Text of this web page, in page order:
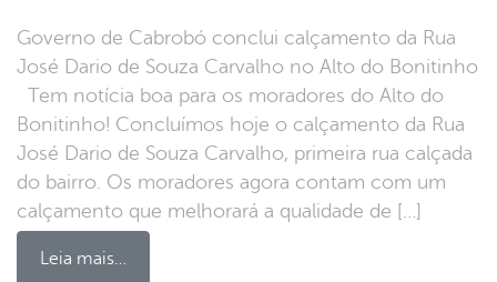
Governo de Cabrobó conclui calçamento da Rua
José Dario de Souza Carvalho no Alto do Bonitinho
Tem notícia boa para os moradores do Alto do
Bonitinho! Concluímos hoje o calçamento da Rua
José Dario de Souza Carvalho, primeira rua calçada
do bairro. Os moradores agora contam com um
calçamento que melhorará a qualidade de […]
Leia mais…